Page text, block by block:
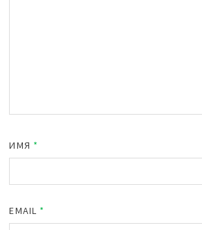
ИМЯ *
EMAIL *